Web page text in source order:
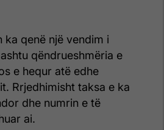
ka qenë një vendim i
qëndrueshmëria e
e hequr atë edhe
Rrjedhimisht taksa e ka
dhe numrin e të
ai.